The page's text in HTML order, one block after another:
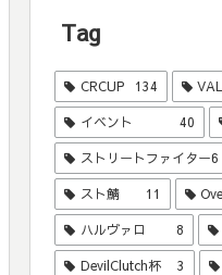
Tag
CRCUP 134
イベント 40
ストリートファイター6
スト鯖 11
ハルヴァロ 8
DevilClutch杯 3